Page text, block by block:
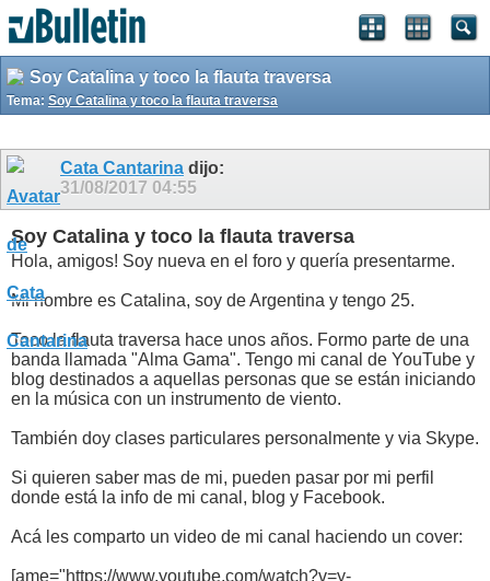
Soy Catalina y toco la flauta traversa
Tema: Soy Catalina y toco la flauta traversa
Cata Cantarina dijo:
31/08/2017 04:55
Soy Catalina y toco la flauta traversa
Hola, amigos! Soy nueva en el foro y quería presentarme.
Mi nombre es Catalina, soy de Argentina y tengo 25.
Toco la flauta traversa hace unos años. Formo parte de una
banda llamada "Alma Gama". Tengo mi canal de YouTube y
blog destinados a aquellas personas que se están iniciando
en la música con un instrumento de viento.
También doy clases particulares personalmente y via Skype.
Si quieren saber mas de mi, pueden pasar por mi perfil
donde está la info de mi canal, blog y Facebook.
Acá les comparto un video de mi canal haciendo un cover:
[ame="https://www.youtube.com/watch?v=y-